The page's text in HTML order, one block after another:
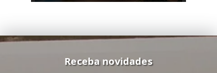
Receba novidades